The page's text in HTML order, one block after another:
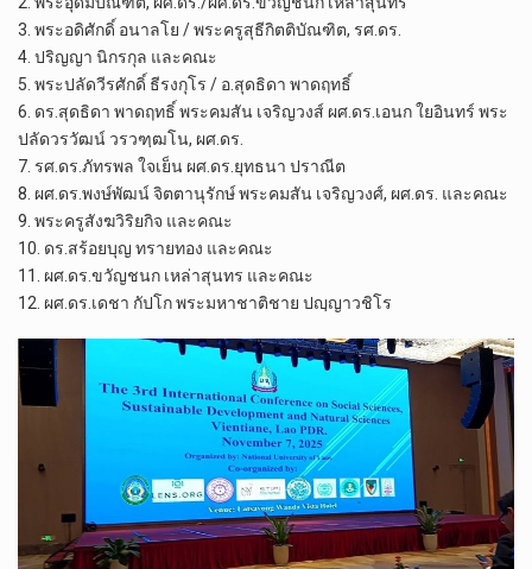
3. พระอดิศักดิ์ อนาลโย / พระครูสุธีกิตติบัณฑิต, รศ.ดร.
4. ปริญญา นิกรกุล และคณะ
5. พระปลัดวีรศักดิ์ ธีรงกุโร / อ.สุดธิดา พาดฤทธิ์
6. ดร.สุดธิดา พาดฤทธิ์ พระคมสัน เจริญวงส์ ผศ.ดร.เอนก ใยอินทร์ พระ
ปลัดวรวัฒน์ วรวฑฺฒโน, ผศ.ดร.
7. รศ.ดร.ภัทรพล ใจเย็น ผศ.ดร.ยุทธนา ปราณีต
8. ผศ.ดร.พงษ์พัฒน์ จิตตานุรักษ์ พระคมสัน เจริญวงศ์, ผศ.ดร. และคณะ
9. พระครูสังฆวิริยกิจ และคณะ
10. ดร.สร้อยบุญ ทรายทอง และคณะ
11. ผศ.ดร.ขวัญชนก เหล่าสุนทร และคณะ
12. ผศ.ดร.เดชา กัปโก พระมหาชาติชาย ปญฺญาวชิโร